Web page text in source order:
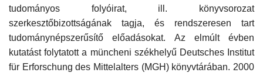
tudományos folyóirat, ill. könyvsorozat
szerkesztőbizottságának tagja, és rendszeresen tart
tudománynépszerűsítő előadásokat. Az elmúlt évben
kutatást folytatott a müncheni székhelyű Deutsches Institut
für Erforschung des Mittelalters (MGH) könyvtárában. 2000